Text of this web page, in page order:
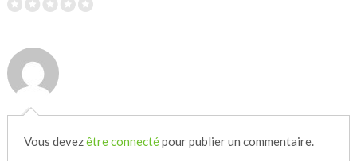
Vous devezêtre connectépour publier un commentaire.